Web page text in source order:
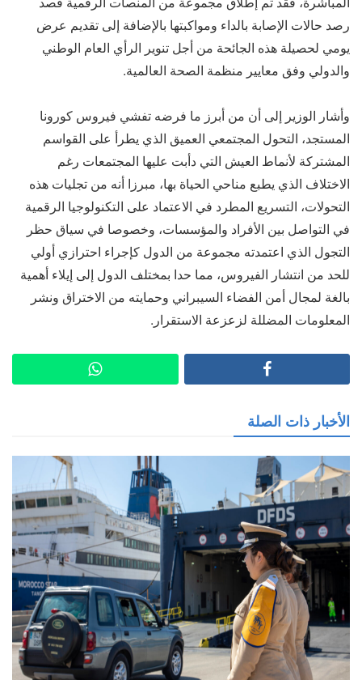
رصد حالات الإصابة بالداء ومواكبتها بالإضافة إلى تقديم عرض
يومي لحصيلة هذه الجائحة من أجل تنوير الرأي العام الوطني
والدولي وفق معايير منظمة الصحة العالمية.
وأشار الوزير إلى أن من أبرز ما فرضه تفشي فيروس كورونا
المستجد، التحول المجتمعي العميق الذي يطرأ على القواسم
المشتركة لأنماط العيش التي دأبت عليها المجتمعات رغم
الاختلاف الذي يطبع مناحي الحياة بها، مبرزا أنه من تجليات هذه
التحولات، التسريع المطرد في الاعتماد على التكنولوجيا الرقمية
في التواصل بين الأفراد والمؤسسات، وخصوصا في سياق حظر
التجول الذي اعتمدته مجموعة من الدول كإجراء احترازي أولي
للحد من انتشار الفيروس، مما حدا بمختلف الدول إلى إيلاء أهمية
بالغة لمجال أمن الفضاء السيبراني وحمايته من الاختراق ونشر
المعلومات المضللة لزعزعة الاستقرار.
الأخبار ذات الصلة